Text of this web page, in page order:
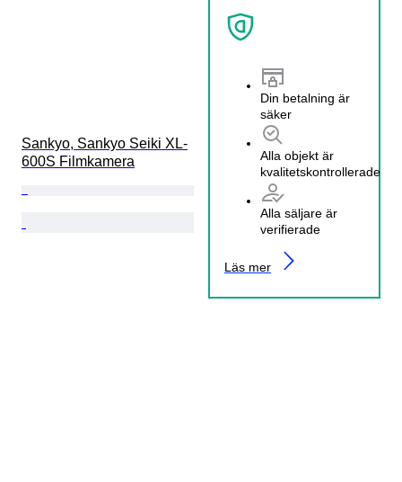
Din betalning är
säker
Alla objekt är
kvalitetskontrollerade
Alla säljare är
verifierade
Läs mer
Sankyo, Sankyo Seiki XL-
600S Filmkamera